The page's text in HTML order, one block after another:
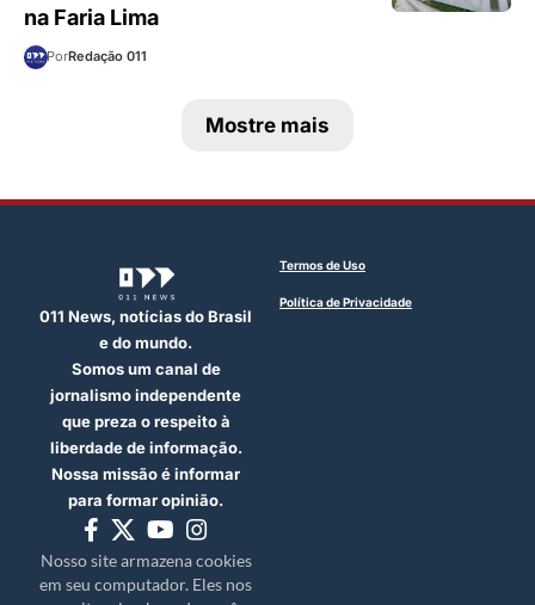
na Faria Lima
PorRedação 011
Mostre mais
011 News, notícias do Brasil
e do mundo.
Somos um canal de
jornalismo independente
que preza o respeito à
liberdade de informação.
Nossa missão é informar
para formar opinião.
Nosso site armazena cookies
em seu computador. Eles nos
Termos de Uso
Política de Privacidade